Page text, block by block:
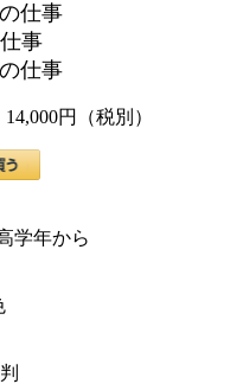
仕事
事
仕事
円（税別）
学年から